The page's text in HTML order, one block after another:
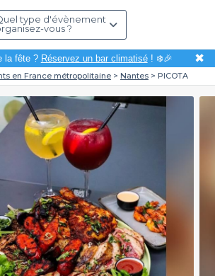
type d'évènement
vous ?
la fête ? Réservez un bar climatisé! ❄️🎉 ✖
en France métropolitaine Nantes PICOTA